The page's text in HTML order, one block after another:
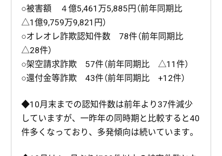
○被害額 ４億5,461万5,885円（前年同期比
△1億9,759万9,821円）
○オレオレ詐欺認知件数 78件（前年同期比
△28件）
○架空請求詐欺 57件（前年同期比 △11件）
○還付金等詐欺 43件（前年同期比 +12件）
◆10月末までの認知件数は前年より37件減少
していますが、一昨年の同時期と比較すると40
件多くなっており、多発傾向は続いています。